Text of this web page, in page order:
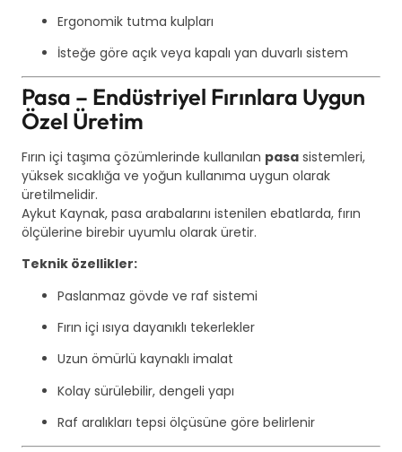
Ergonomik tutma kulpları
İsteğe göre açık veya kapalı yan duvarlı sistem
Pasa – Endüstriyel Fırınlara Uygun
Özel Üretim
Fırın içi taşıma çözümlerinde kullanılan pasa sistemleri,
yüksek sıcaklığa ve yoğun kullanıma uygun olarak
üretilmelidir.
Aykut Kaynak, pasa arabalarını istenilen ebatlarda, fırın
ölçülerine birebir uyumlu olarak üretir.
Teknik özellikler:
Paslanmaz gövde ve raf sistemi
Fırın içi ısıya dayanıklı tekerlekler
Uzun ömürlü kaynaklı imalat
Kolay sürülebilir, dengeli yapı
Raf aralıkları tepsi ölçüsüne göre belirlenir